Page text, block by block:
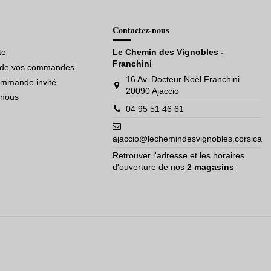
vos commandes
invité
Contactez-nous
Le Chemin des Vignobles -
Franchini
16 Av. Docteur Noël Franchini
20090 Ajaccio
04 95 51 46 61
ajaccio@lechemindesvignobles.corsica
Retrouver l'adresse et les horaires
d'ouverture de nos 2 magasins